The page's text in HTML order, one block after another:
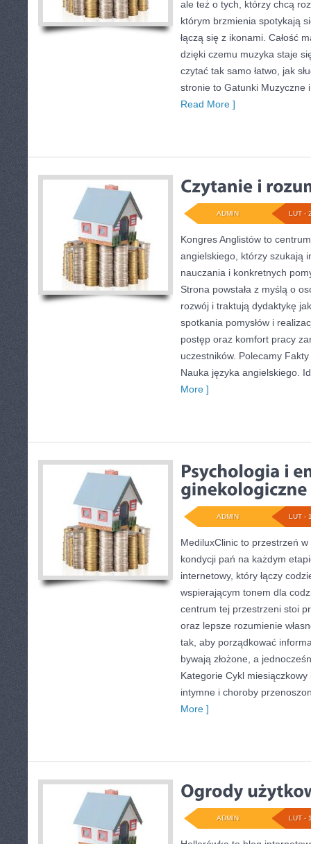
ale też o tych, którzy chcą
którym brzmienia spotykają
łączą się z ikonami. Całość
dzięki czemu muzyka staje
czytać tak samo łatwo, jak
stronie to Gatunki Muzyczne
Read More ]
LUT -
ADMIN
Kongres Anglistów to
angielskiego, którzy szukają
nauczania i konkretnych
Strona powstała z myślą o
rozwój i traktują dydaktykę
spotkania pomysłów i
postęp oraz komfort pracy
uczestników. Polecamy
Nauka języka angielskiego.
More ]
LUT -
ADMIN
MediluxClinic to przestrzeń
kondycji pań na każdym
internetowy, który łączy
wspierającym tonem dla
centrum tej przestrzeni stoi
oraz lepsze rozumienie
tak, aby porządkować
bywają złożone, a
Kategorie Cykl
intymne i choroby
More ]
LUT -
ADMIN